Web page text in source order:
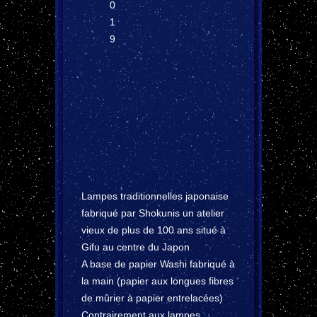
0
1
9
Lampes traditionnelles japonaise
fabriqué par Shokunis un atelier
vieux de plus de 100 ans situé à
Gifu au centre du Japon
A base de papier Washi fabriqué à
la main (papier aux longues fibres
de mûrier à papier entrelacées)
Contrairement aux lampes